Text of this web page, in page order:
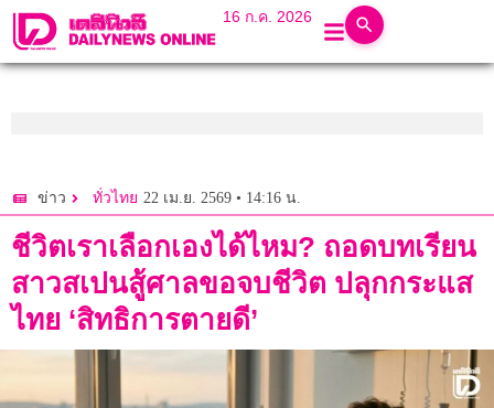
16 ก.ค. 2026
ข่าว ทั่วไทย 22 เม.ย. 2569 • 14:16 น.
ชีวิตเราเลือกเองได้ไหม? ถอดบทเรียน
สาวสเปนสู้ศาลขอจบชีวิต ปลุกกระแส
ไทย ‘สิทธิการตายดี’